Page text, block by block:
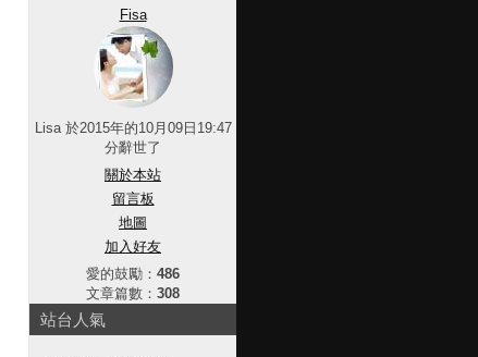
Fisa
Lisa 於2015年的10月09日19:47
分辭世了
關於本站
留言板
地圖
加入好友
愛的鼓勵： 486
文章篇數： 308
站台人氣